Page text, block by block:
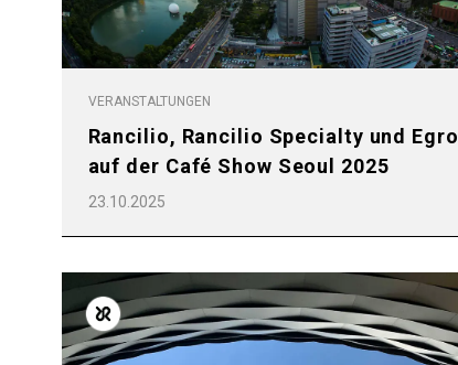
VERANSTALTUNGEN
Rancilio, Rancilio Specialty und Egro
auf der Café Show Seoul 2025
23.10.2025